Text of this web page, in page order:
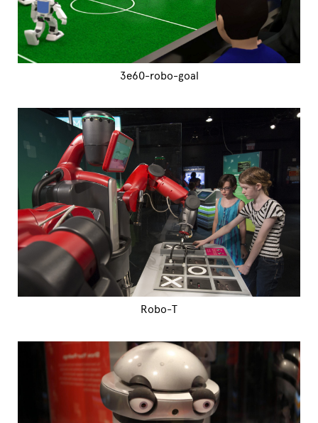
3e60-robo-goal
Robo-T